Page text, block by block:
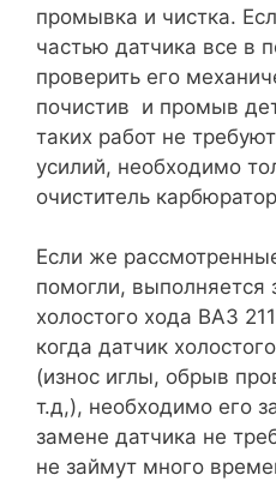
промывка и чистка.
частью датчика все в
проверить его
почистив и промыв
таких работ не
усилий, необходимо
очиститель
Если же
помогли, выполняется
холостого хода ВАЗ
когда датчик
(износ иглы, обрыв
т.д,), необходимо его
замене датчика не
не займут много